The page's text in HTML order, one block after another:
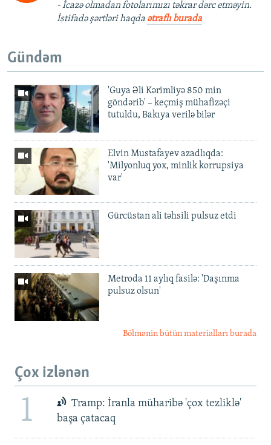
- İcazə olmadan fotolarımızı təkrar dərc etməyin.
İstifadə şərtləri haqda ətraflı burada
Gündəm
'Guya Əli Kərimliyə 850 min
göndərib' – keçmiş mühafizəçi
tutuldu, Bakıya verilə bilər
Elvin Mustafayev azadlıqda:
'Milyonluq yox, minlik korrupsiya
var'
Gürcüstan ali təhsili pulsuz etdi
Metroda 11 aylıq fasilə: 'Daşınma
pulsuz olsun'
Bölmənin bütün materialları burada
Çox izlənən
1
Tramp: İranla müharibə 'çox tezliklə'
başa çatacaq